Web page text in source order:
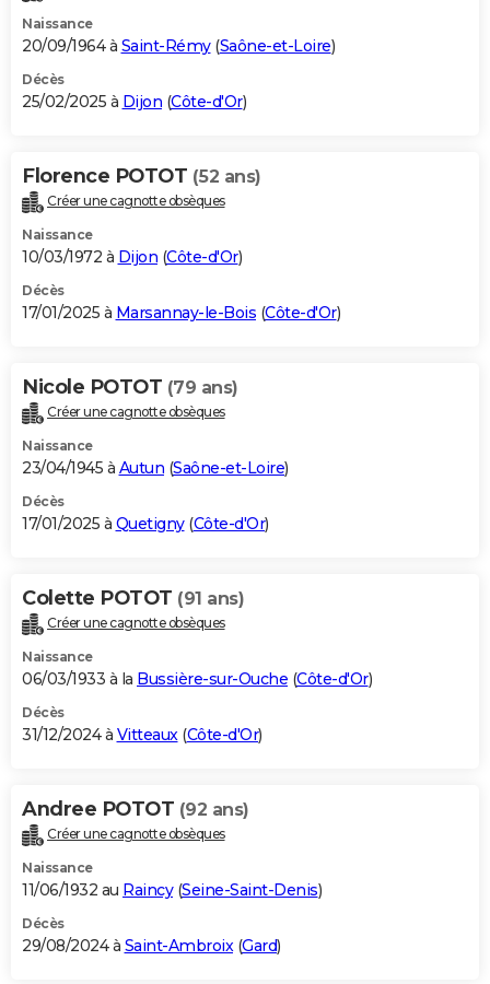
Naissance
20/09/1964 à Saint-Rémy(Saône-et-Loire)
Décès
25/02/2025 à Dijon (Côte-d'Or)
Florence POTOT (52 ans)
Créer une cagnotte obsèques
Naissance
10/03/1972 à Dijon (Côte-d'Or)
Décès
17/01/2025 à Marsannay-le-Bois (Côte-d'Or)
Nicole POTOT (79 ans)
Créer une cagnotte obsèques
Naissance
23/04/1945 à Autun (Saône-et-Loire)
Décès
17/01/2025 à Quetigny(Côte-d'Or)
Colette POTOT (91 ans)
Créer une cagnotte obsèques
Naissance
06/03/1933 à la Bussière-sur-Ouche (Côte-d'Or)
Décès
31/12/2024 à Vitteaux(Côte-d'Or)
Andree POTOT (92 ans)
Créer une cagnotte obsèques
Naissance
11/06/1932 au Raincy(Seine-Saint-Denis)
Décès
29/08/2024 à Saint-Ambroix(Gard)